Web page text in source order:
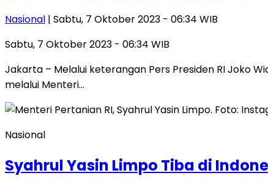
Nasional | Sabtu, 7 Oktober 2023 - 06:34 WIB
Sabtu, 7 Oktober 2023 - 06:34 WIB
Jakarta – Melalui keterangan Pers Presiden RI Joko
melalui Menteri…
Nasional
Syahrul Yasin Limpo Tiba di